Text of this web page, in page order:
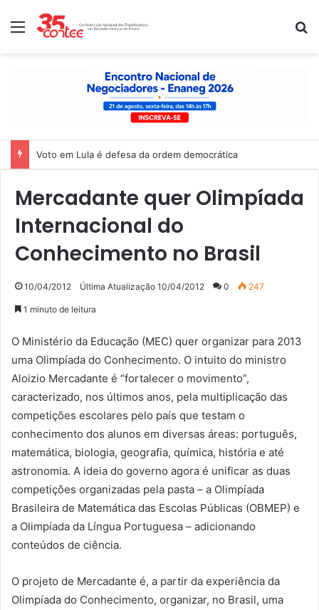
Menu
Voto em Lula é defesa da ordem democrática
Mercadante quer Olimpíada
Internacional do
Conhecimento no Brasil
10/04/2012 Última Atualização 10/04/2012 0 247
1 minuto de leitura
O Ministério da Educação (MEC) quer organizar para 2013
uma Olimpíada do Conhecimento. O intuito do ministro
Aloizio Mercadante é “fortalecer o movimento”,
caracterizado, nos últimos anos, pela multiplicação das
competições escolares pelo país que testam o
conhecimento dos alunos em diversas áreas: português,
matemática, biologia, geografia, química, história e até
astronomia. A ideia do governo agora é unificar as duas
competições organizadas pela pasta – a Olimpíada
Brasileira de Matemática das Escolas Públicas (OBMEP) e
a Olimpíada da Língua Portuguesa – adicionando
conteúdos de ciência.
O projeto de Mercadante é, a partir da experiência da
Olimpíada do Conhecimento, organizar, no Brasil, uma